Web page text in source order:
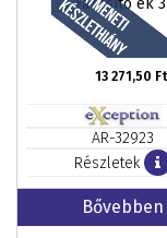
13 271,50
AR-32923
Részletek
Bővebben